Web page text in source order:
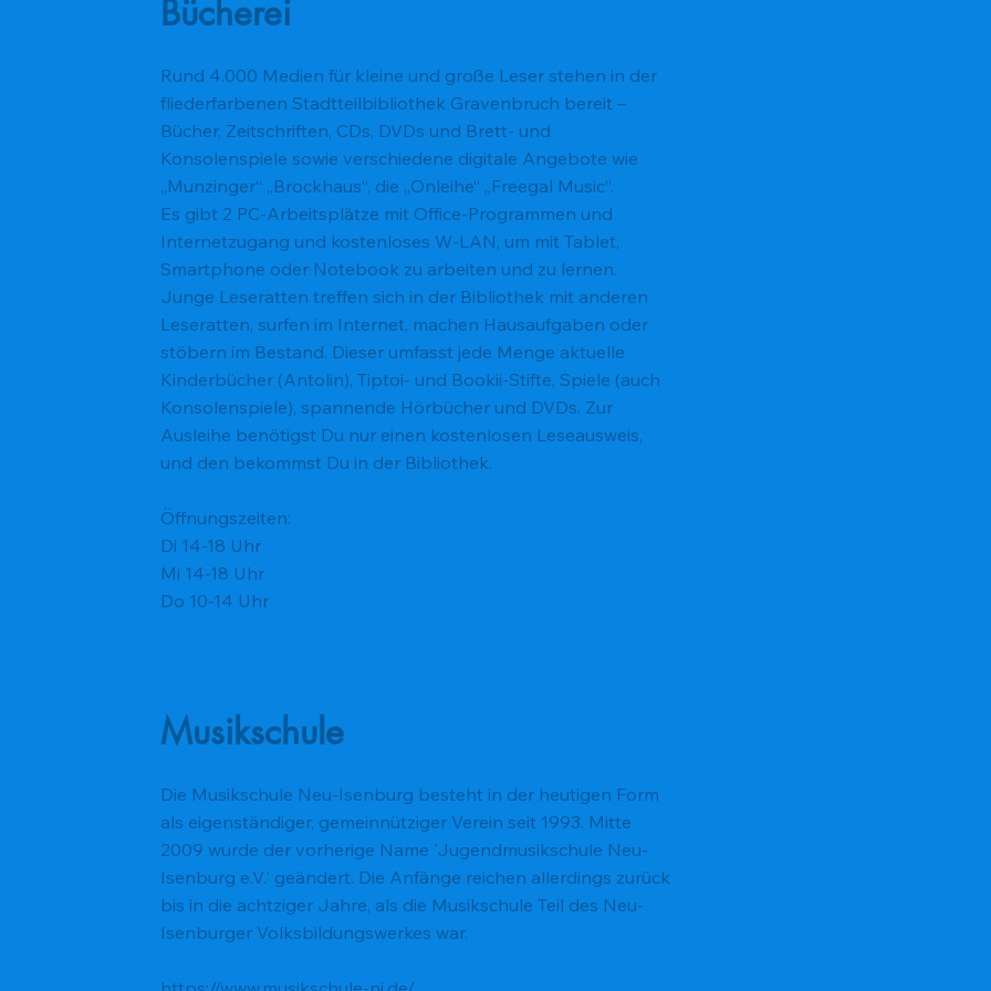
Bücherei
Rund 4.000 Medien für kleine und große Leser stehen in der
fliederfarbenen Stadtteilbibliothek Gravenbruch bereit –
Bücher, Zeitschriften, CDs, DVDs und Brett- und
Konsolenspiele sowie verschiedene digitale Angebote wie
„Munzinger“ „Brockhaus“, die „Onleihe“ „Freegal Music“.
Es gibt 2 PC-Arbeitsplätze mit Office-Programmen und
Internetzugang und kostenloses W-LAN, um mit Tablet,
Smartphone oder Notebook zu arbeiten und zu lernen.
Junge Leseratten treffen sich in der Bibliothek mit anderen
Leseratten, surfen im Internet, machen Hausaufgaben oder
stöbern im Bestand. Dieser umfasst jede Menge aktuelle
Kinderbücher (Antolin), Tiptoi- und Bookii-Stifte, Spiele (auch
Konsolenspiele), spannende Hörbücher und DVDs. Zur
Ausleihe benötigst Du nur einen kostenlosen Leseausweis,
und den bekommst Du in der Bibliothek.
Öffnungszeiten:
Di 14-18 Uhr
Mi 14-18 Uhr
Do 10-14 Uhr
Musikschule
Die Musikschule Neu-Isenburg besteht in der heutigen Form
als eigenständiger, gemeinnütziger Verein seit 1993. Mitte
2009 wurde der vorherige Name 'Jugendmusikschule Neu-
Isenburg e.V.' geändert. Die Anfänge reichen allerdings zurück
bis in die achtziger Jahre, als die Musikschule Teil des Neu-
Isenburger Volksbildungswerkes war.